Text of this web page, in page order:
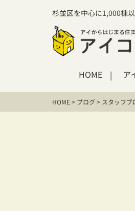
杉並区を中心に1,000棟
HOME ア
HOME> ブログ> スタッフブ